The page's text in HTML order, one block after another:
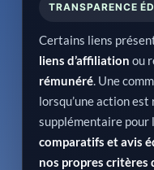
TRANSPARENCE
Certains liens
liens d’affiliation ou
rémunéré. Une
lorsqu’une action
supplémentaire pour
comparatifs et avis
nos propres critères